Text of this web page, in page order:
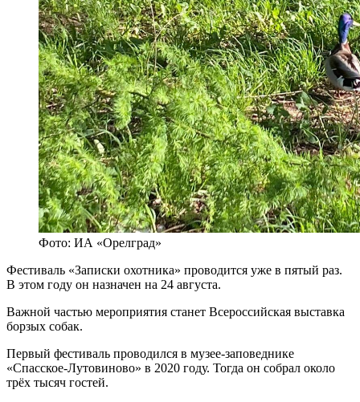
Фото: ИА «Орелград»
Фестиваль «Записки охотника» проводится уже в пятый раз.
В этом году он назначен на 24 августа.
Важной частью мероприятия станет Всероссийская выставка
борзых собак.
Первый фестиваль проводился в музее-заповеднике
«Спасское-Лутовиново» в 2020 году. Тогда он собрал около
трёх тысяч гостей.